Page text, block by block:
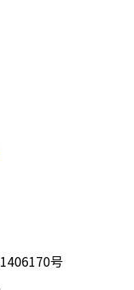
号